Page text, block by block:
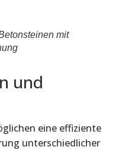
mit
und
eine effiziente
unterschiedlicher